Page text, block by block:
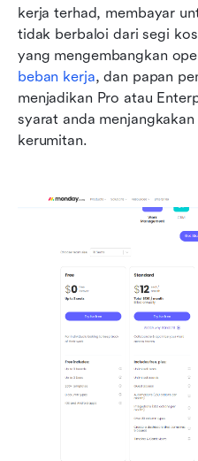
kerja terhad, membayar
tidak berbaloi dari segi
yang mengembangkan
beban kerja, dan papan
menjadikan Pro atau
syarat anda
kerumitan.